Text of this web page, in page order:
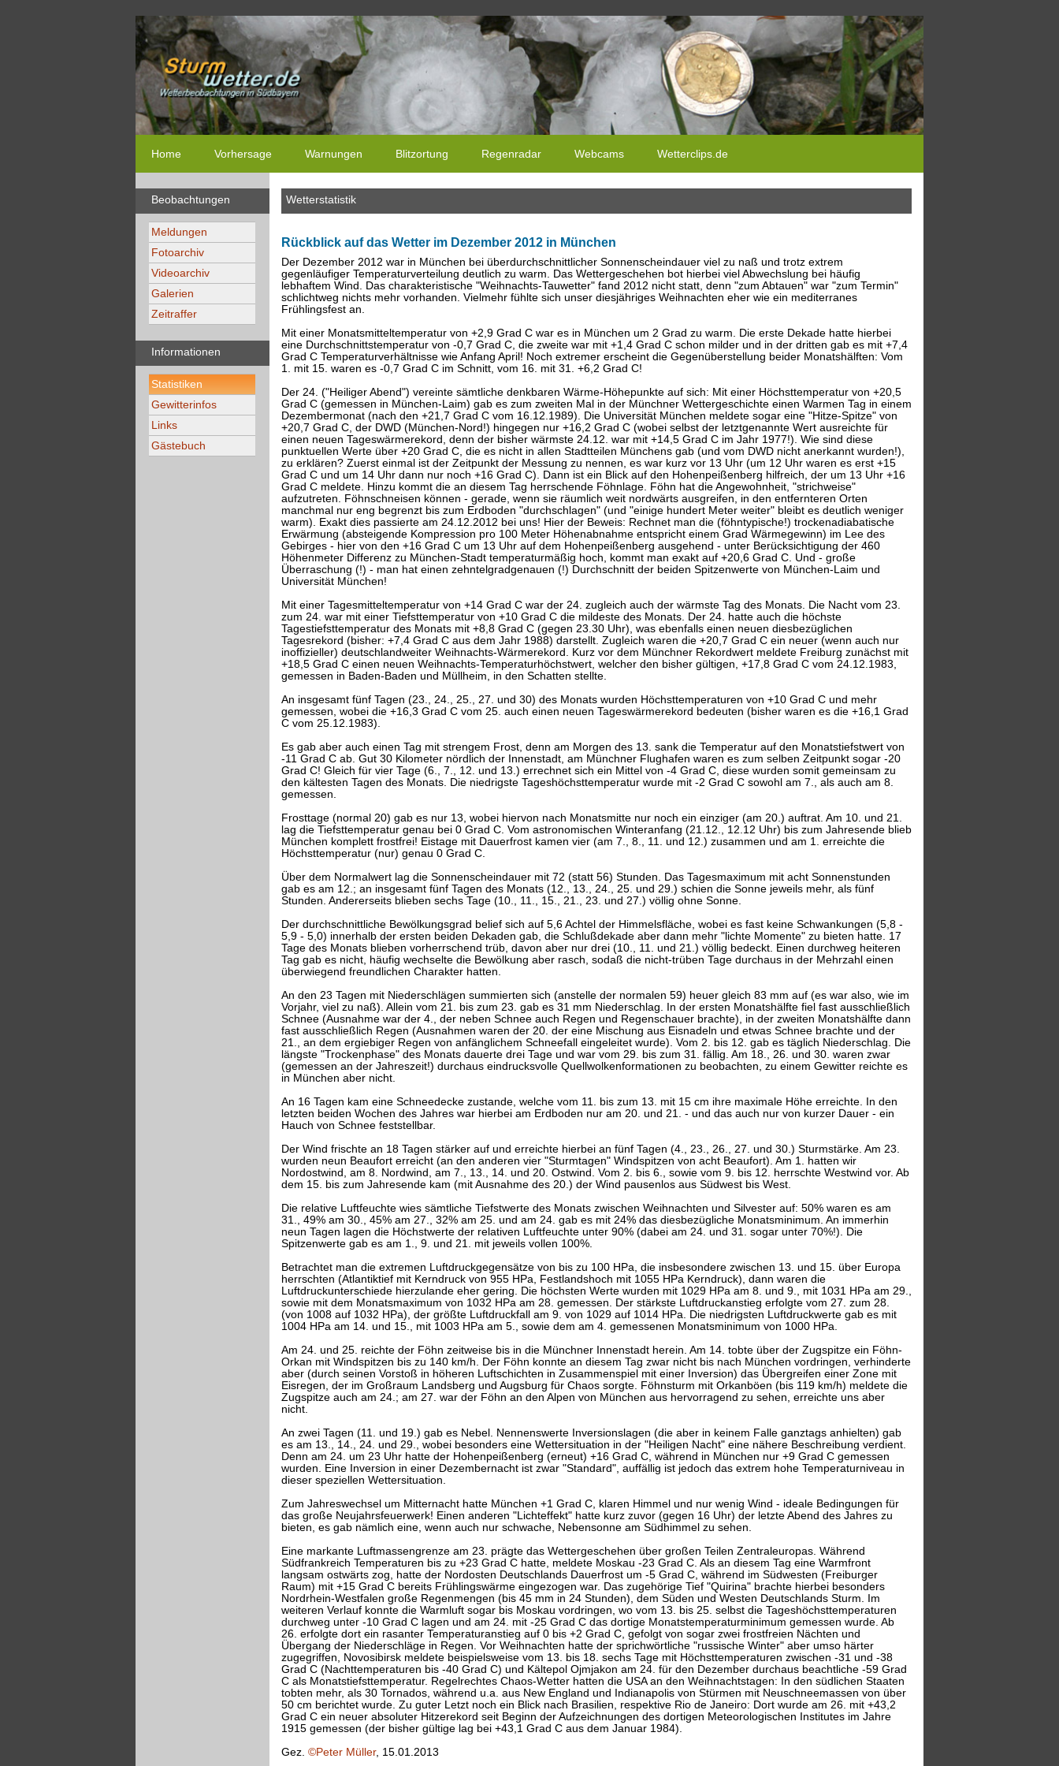
Home Vorhersage Warnungen Blitzortung Regenradar Webcams Wetterclips.de
Beobachtungen
Meldungen
Fotoarchiv
Videoarchiv
Galerien
Zeitraffer
Informationen
Statistiken
Gewitterinfos
Links
Gästebuch
Wetterstatistik
Rückblick auf das Wetter im Dezember 2012 in München
Der Dezember 2012 war in München bei überdurchschnittlicher Sonnenscheindauer viel zu naß und trotz extrem
gegenläufiger Temperaturverteilung deutlich zu warm. Das Wettergeschehen bot hierbei viel Abwechslung bei häufig
lebhaftem Wind. Das charakteristische "Weihnachts-Tauwetter" fand 2012 nicht statt, denn "zum Abtauen" war "zum Termin"
schlichtweg nichts mehr vorhanden. Vielmehr fühlte sich unser diesjähriges Weihnachten eher wie ein mediterranes
Frühlingsfest an.
Mit einer Monatsmitteltemperatur von +2,9 Grad C war es in München um 2 Grad zu warm. Die erste Dekade hatte hierbei
eine Durchschnittstemperatur von -0,7 Grad C, die zweite war mit +1,4 Grad C schon milder und in der dritten gab es mit +7,4
Grad C Temperaturverhältnisse wie Anfang April! Noch extremer erscheint die Gegenüberstellung beider Monatshälften: Vom
1. mit 15. waren es -0,7 Grad C im Schnitt, vom 16. mit 31. +6,2 Grad C!
Der 24. ("Heiliger Abend") vereinte sämtliche denkbaren Wärme-Höhepunkte auf sich: Mit einer Höchsttemperatur von +20,5
Grad C (gemessen in München-Laim) gab es zum zweiten Mal in der Münchner Wettergeschichte einen Warmen Tag in einem
Dezembermonat (nach den +21,7 Grad C vom 16.12.1989). Die Universität München meldete sogar eine "Hitze-Spitze" von
+20,7 Grad C, der DWD (München-Nord!) hingegen nur +16,2 Grad C (wobei selbst der letztgenannte Wert ausreichte für
einen neuen Tageswärmerekord, denn der bisher wärmste 24.12. war mit +14,5 Grad C im Jahr 1977!). Wie sind diese
punktuellen Werte über +20 Grad C, die es nicht in allen Stadtteilen Münchens gab (und vom DWD nicht anerkannt wurden!),
zu erklären? Zuerst einmal ist der Zeitpunkt der Messung zu nennen, es war kurz vor 13 Uhr (um 12 Uhr waren es erst +15
Grad C und um 14 Uhr dann nur noch +16 Grad C). Dann ist ein Blick auf den Hohenpeißenberg hilfreich, der um 13 Uhr +16
Grad C meldete. Hinzu kommt die an diesem Tag herrschende Föhnlage. Föhn hat die Angewohnheit, "strichweise"
aufzutreten. Föhnschneisen können - gerade, wenn sie räumlich weit nordwärts ausgreifen, in den entfernteren Orten
manchmal nur eng begrenzt bis zum Erdboden "durchschlagen" (und "einige hundert Meter weiter" bleibt es deutlich weniger
warm). Exakt dies passierte am 24.12.2012 bei uns! Hier der Beweis: Rechnet man die (föhntypische!) trockenadiabatische
Erwärmung (absteigende Kompression pro 100 Meter Höhenabnahme entspricht einem Grad Wärmegewinn) im Lee des
Gebirges - hier von den +16 Grad C um 13 Uhr auf dem Hohenpeißenberg ausgehend - unter Berücksichtigung der 460
Höhenmeter Differenz zu München-Stadt temperaturmäßig hoch, kommt man exakt auf +20,6 Grad C. Und - große
Überraschung (!) - man hat einen zehntelgradgenauen (!) Durchschnitt der beiden Spitzenwerte von München-Laim und
Universität München!
Mit einer Tagesmitteltemperatur von +14 Grad C war der 24. zugleich auch der wärmste Tag des Monats. Die Nacht vom 23.
zum 24. war mit einer Tiefsttemperatur von +10 Grad C die mildeste des Monats. Der 24. hatte auch die höchste
Tagestiefsttemperatur des Monats mit +8,8 Grad C (gegen 23.30 Uhr), was ebenfalls einen neuen diesbezüglichen
Tagesrekord (bisher: +7,4 Grad C aus dem Jahr 1988) darstellt. Zugleich waren die +20,7 Grad C ein neuer (wenn auch nur
inoffizieller) deutschlandweiter Weihnachts-Wärmerekord. Kurz vor dem Münchner Rekordwert meldete Freiburg zunächst mit
+18,5 Grad C einen neuen Weihnachts-Temperaturhöchstwert, welcher den bisher gültigen, +17,8 Grad C vom 24.12.1983,
gemessen in Baden-Baden und Müllheim, in den Schatten stellte.
An insgesamt fünf Tagen (23., 24., 25., 27. und 30) des Monats wurden Höchsttemperaturen von +10 Grad C und mehr
gemessen, wobei die +16,3 Grad C vom 25. auch einen neuen Tageswärmerekord bedeuten (bisher waren es die +16,1 Grad
C vom 25.12.1983).
Es gab aber auch einen Tag mit strengem Frost, denn am Morgen des 13. sank die Temperatur auf den Monatstiefstwert von
-11 Grad C ab. Gut 30 Kilometer nördlich der Innenstadt, am Münchner Flughafen waren es zum selben Zeitpunkt sogar -20
Grad C! Gleich für vier Tage (6., 7., 12. und 13.) errechnet sich ein Mittel von -4 Grad C, diese wurden somit gemeinsam zu
den kältesten Tagen des Monats. Die niedrigste Tageshöchsttemperatur wurde mit -2 Grad C sowohl am 7., als auch am 8.
gemessen.
Frosttage (normal 20) gab es nur 13, wobei hiervon nach Monatsmitte nur noch ein einziger (am 20.) auftrat. Am 10. und 21.
lag die Tiefsttemperatur genau bei 0 Grad C. Vom astronomischen Winteranfang (21.12., 12.12 Uhr) bis zum Jahresende blieb
München komplett frostfrei! Eistage mit Dauerfrost kamen vier (am 7., 8., 11. und 12.) zusammen und am 1. erreichte die
Höchsttemperatur (nur) genau 0 Grad C.
Über dem Normalwert lag die Sonnenscheindauer mit 72 (statt 56) Stunden. Das Tagesmaximum mit acht Sonnenstunden
gab es am 12.; an insgesamt fünf Tagen des Monats (12., 13., 24., 25. und 29.) schien die Sonne jeweils mehr, als fünf
Stunden. Andererseits blieben sechs Tage (10., 11., 15., 21., 23. und 27.) völlig ohne Sonne.
Der durchschnittliche Bewölkungsgrad belief sich auf 5,6 Achtel der Himmelsfläche, wobei es fast keine Schwankungen (5,8 -
5,9 - 5,0) innerhalb der ersten beiden Dekaden gab, die Schlußdekade aber dann mehr "lichte Momente" zu bieten hatte. 17
Tage des Monats blieben vorherrschend trüb, davon aber nur drei (10., 11. und 21.) völlig bedeckt. Einen durchweg heiteren
Tag gab es nicht, häufig wechselte die Bewölkung aber rasch, sodaß die nicht-trüben Tage durchaus in der Mehrzahl einen
überwiegend freundlichen Charakter hatten.
An den 23 Tagen mit Niederschlägen summierten sich (anstelle der normalen 59) heuer gleich 83 mm auf (es war also, wie im
Vorjahr, viel zu naß). Allein vom 21. bis zum 23. gab es 31 mm Niederschlag. In der ersten Monatshälfte fiel fast ausschließlich
Schnee (Ausnahme war der 4., der neben Schnee auch Regen und Regenschauer brachte), in der zweiten Monatshälfte dann
fast ausschließlich Regen (Ausnahmen waren der 20. der eine Mischung aus Eisnadeln und etwas Schnee brachte und der
21., an dem ergiebiger Regen von anfänglichem Schneefall eingeleitet wurde). Vom 2. bis 12. gab es täglich Niederschlag. Die
längste "Trockenphase" des Monats dauerte drei Tage und war vom 29. bis zum 31. fällig. Am 18., 26. und 30. waren zwar
(gemessen an der Jahreszeit!) durchaus eindrucksvolle Quellwolkenformationen zu beobachten, zu einem Gewitter reichte es
in München aber nicht.
An 16 Tagen kam eine Schneedecke zustande, welche vom 11. bis zum 13. mit 15 cm ihre maximale Höhe erreichte. In den
letzten beiden Wochen des Jahres war hierbei am Erdboden nur am 20. und 21. - und das auch nur von kurzer Dauer - ein
Hauch von Schnee feststellbar.
Der Wind frischte an 18 Tagen stärker auf und erreichte hierbei an fünf Tagen (4., 23., 26., 27. und 30.) Sturmstärke. Am 23.
wurden neun Beaufort erreicht (an den anderen vier "Sturmtagen" Windspitzen von acht Beaufort). Am 1. hatten wir
Nordostwind, am 8. Nordwind, am 7., 13., 14. und 20. Ostwind. Vom 2. bis 6., sowie vom 9. bis 12. herrschte Westwind vor. Ab
dem 15. bis zum Jahresende kam (mit Ausnahme des 20.) der Wind pausenlos aus Südwest bis West.
Die relative Luftfeuchte wies sämtliche Tiefstwerte des Monats zwischen Weihnachten und Silvester auf: 50% waren es am
31., 49% am 30., 45% am 27., 32% am 25. und am 24. gab es mit 24% das diesbezügliche Monatsminimum. An immerhin
neun Tagen lagen die Höchstwerte der relativen Luftfeuchte unter 90% (dabei am 24. und 31. sogar unter 70%!). Die
Spitzenwerte gab es am 1., 9. und 21. mit jeweils vollen 100%.
Betrachtet man die extremen Luftdruckgegensätze von bis zu 100 HPa, die insbesondere zwischen 13. und 15. über Europa
herrschten (Atlantiktief mit Kerndruck von 955 HPa, Festlandshoch mit 1055 HPa Kerndruck), dann waren die
Luftdruckunterschiede hierzulande eher gering. Die höchsten Werte wurden mit 1029 HPa am 8. und 9., mit 1031 HPa am 29.,
sowie mit dem Monatsmaximum von 1032 HPa am 28. gemessen. Der stärkste Luftdruckanstieg erfolgte vom 27. zum 28.
(von 1008 auf 1032 HPa), der größte Luftdruckfall am 9. von 1029 auf 1014 HPa. Die niedrigsten Luftdruckwerte gab es mit
1004 HPa am 14. und 15., mit 1003 HPa am 5., sowie dem am 4. gemessenen Monatsminimum von 1000 HPa.
Am 24. und 25. reichte der Föhn zeitweise bis in die Münchner Innenstadt herein. Am 14. tobte über der Zugspitze ein Föhn-
Orkan mit Windspitzen bis zu 140 km/h. Der Föhn konnte an diesem Tag zwar nicht bis nach München vordringen, verhinderte
aber (durch seinen Vorstoß in höheren Luftschichten in Zusammenspiel mit einer Inversion) das Übergreifen einer Zone mit
Eisregen, der im Großraum Landsberg und Augsburg für Chaos sorgte. Föhnsturm mit Orkanböen (bis 119 km/h) meldete die
Zugspitze auch am 24.; am 27. war der Föhn an den Alpen von München aus hervorragend zu sehen, erreichte uns aber
nicht.
An zwei Tagen (11. und 19.) gab es Nebel. Nennenswerte Inversionslagen (die aber in keinem Falle ganztags anhielten) gab
es am 13., 14., 24. und 29., wobei besonders eine Wettersituation in der "Heiligen Nacht" eine nähere Beschreibung verdient.
Denn am 24. um 23 Uhr hatte der Hohenpeißenberg (erneut) +16 Grad C, während in München nur +9 Grad C gemessen
wurden. Eine Inversion in einer Dezembernacht ist zwar "Standard", auffällig ist jedoch das extrem hohe Temperaturniveau in
dieser speziellen Wettersituation.
Zum Jahreswechsel um Mitternacht hatte München +1 Grad C, klaren Himmel und nur wenig Wind - ideale Bedingungen für
das große Neujahrsfeuerwerk! Einen anderen "Lichteffekt" hatte kurz zuvor (gegen 16 Uhr) der letzte Abend des Jahres zu
bieten, es gab nämlich eine, wenn auch nur schwache, Nebensonne am Südhimmel zu sehen.
Eine markante Luftmassengrenze am 23. prägte das Wettergeschehen über großen Teilen Zentraleuropas. Während
Südfrankreich Temperaturen bis zu +23 Grad C hatte, meldete Moskau -23 Grad C. Als an diesem Tag eine Warmfront
langsam ostwärts zog, hatte der Nordosten Deutschlands Dauerfrost um -5 Grad C, während im Südwesten (Freiburger
Raum) mit +15 Grad C bereits Frühlingswärme eingezogen war. Das zugehörige Tief "Quirina" brachte hierbei besonders
Nordrhein-Westfalen große Regenmengen (bis 45 mm in 24 Stunden), dem Süden und Westen Deutschlands Sturm. Im
weiteren Verlauf konnte die Warmluft sogar bis Moskau vordringen, wo vom 13. bis 25. selbst die Tageshöchsttemperaturen
durchweg unter -10 Grad C lagen und am 24. mit -25 Grad C das dortige Monatstemperaturminimum gemessen wurde. Ab
26. erfolgte dort ein rasanter Temperaturanstieg auf 0 bis +2 Grad C, gefolgt von sogar zwei frostfreien Nächten und
Übergang der Niederschläge in Regen. Vor Weihnachten hatte der sprichwörtliche "russische Winter" aber umso härter
zugegriffen, Novosibirsk meldete beispielsweise vom 13. bis 18. sechs Tage mit Höchsttemperaturen zwischen -31 und -38
Grad C (Nachttemperaturen bis -40 Grad C) und Kältepol Ojmjakon am 24. für den Dezember durchaus beachtliche -59 Grad
C als Monatstiefsttemperatur. Regelrechtes Chaos-Wetter hatten die USA an den Weihnachtstagen: In den südlichen Staaten
tobten mehr, als 30 Tornados, während u.a. aus New England und Indianapolis von Stürmen mit Neuschneemassen von über
50 cm berichtet wurde. Zu guter Letzt noch ein Blick nach Brasilien, respektive Rio de Janeiro: Dort wurde am 26. mit +43,2
Grad C ein neuer absoluter Hitzerekord seit Beginn der Aufzeichnungen des dortigen Meteorologischen Institutes im Jahre
1915 gemessen (der bisher gültige lag bei +43,1 Grad C aus dem Januar 1984).
Gez. ©Peter Müller, 15.01.2013